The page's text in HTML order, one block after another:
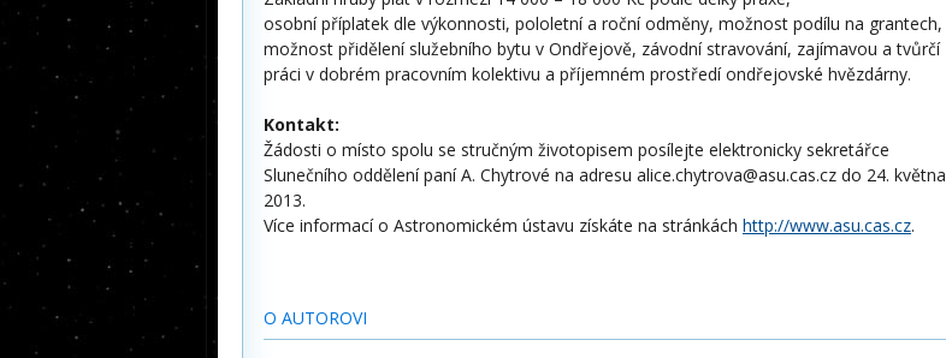
osobní příplatek dle výkonnosti, pololetní a roční odměny, možnost podílu na grantech,
možnost přidělení služebního bytu v Ondřejově, závodní stravování, zajímavou a tvůrčí
práci v dobrém pracovním kolektivu a příjemném prostředí ondřejovské hvězdárny.
Kontakt:
Žádosti o místo spolu se stručným životopisem posílejte elektronicky sekretářce
Slunečního oddělení paní A. Chytrové na adresu alice.chytrova@asu.cas.cz do 24. května
2013.
Více informací o Astronomickém ústavu získáte na stránkách http://www.asu.cas.cz.
O AUTOROVI